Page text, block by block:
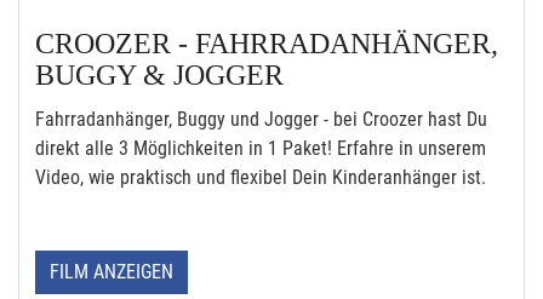
CROOZER - FAHRRADANHÄNGER,
BUGGY & JOGGER
Fahrradanhänger, Buggy und Jogger - bei Croozer hast Du
direkt alle 3 Möglichkeiten in 1 Paket! Erfahre in unserem
Video, wie praktisch und flexibel Dein Kinderanhänger ist.
FILM ANZEIGEN